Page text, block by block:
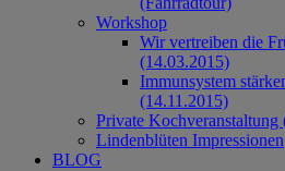
Workshop
Wir vertreiben die
(14.03.2015)
Immunsystem
(14.11.2015)
Private Kochveranstaltung
Lindenblüten Impressionen
BLOG